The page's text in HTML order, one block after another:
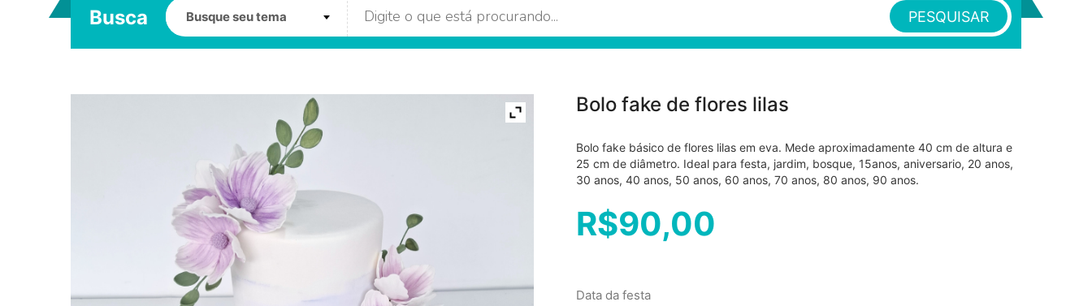
Busca PESQUISAR
Bolo fake de flores lilas
Bolo fake básico de flores lilas em eva. Mede aproximadamente 40 cm de altura e
25 cm de diâmetro. Ideal para festa, jardim, bosque, 15anos, aniversario, 20 anos,
30 anos, 40 anos, 50 anos, 60 anos, 70 anos, 80 anos, 90 anos.
R$90,00
Data da festa